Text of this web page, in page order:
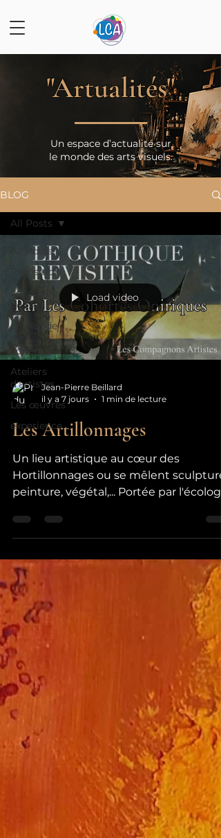
"Artualités"
Un espace d’actualité sur
le monde des arts visuels.
BLOG
All Posts
Exposition
Le Monde
de l'Art
Le Monde
adhérents
Ateliers
d'artistes
Les œuvres
experience
All Posts
Load video
Jean-Pierre Beillard
il y a 7 jours
1 min de lecture
Les Artillonnages
Un lieu artistique au cœur des
Hortillonnages ou se mêlent sculpture,
peinture, végétal,... Portée par
abordent tous les sujets et leurs
réflexions connexes peuvent y être
débattus ou mis à l'honneur.